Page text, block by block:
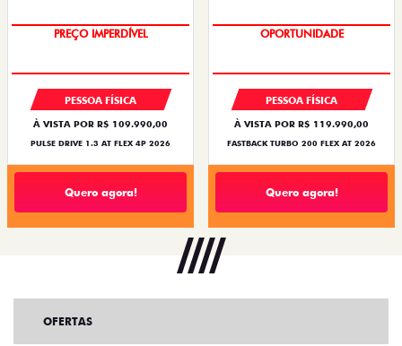
O SUV AUTOMÁTICO MAIS
PESSOA FÍSICA
À VISTA POR R$ 109.990,00
PULSE DRIVE 1.3 AT FLEX 4P 2026
Quero agora!
OPORTUNIDADE
PESSOA FÍSICA
À VISTA POR R$ 119.990,00
FASTBACK TURBO 200 FLEX AT 2026
Quero agora!
OFERTAS